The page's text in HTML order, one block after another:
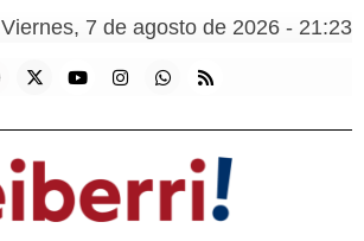
Viernes, 7 de agosto de 2026 - 21:23